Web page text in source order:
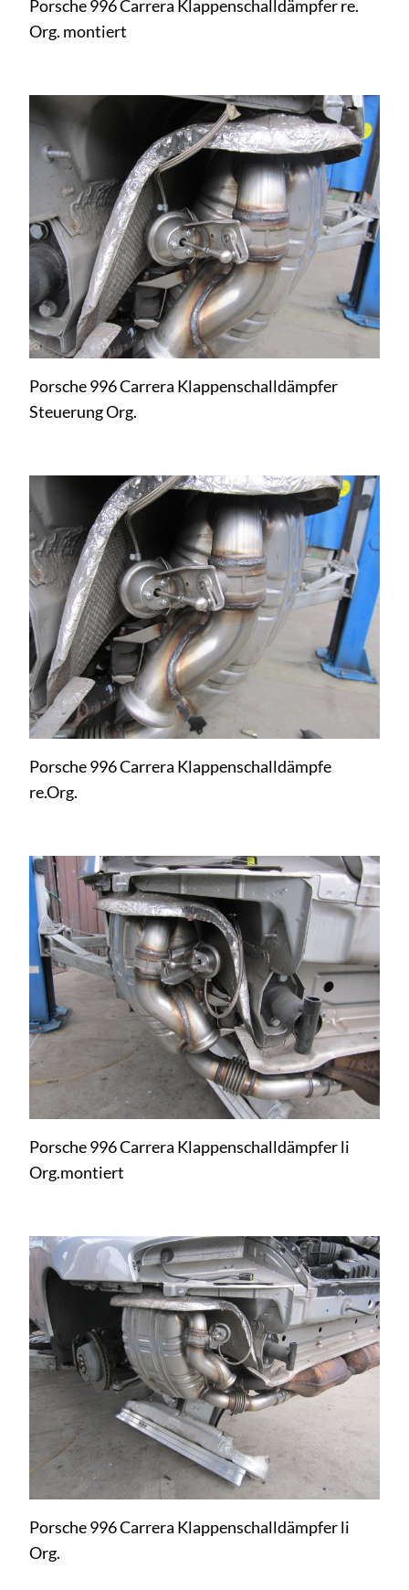
Porsche 996 Carrera Klappenschalldämpfer re.
Org. montiert
Porsche 996 Carrera Klappenschalldämpfer
Steuerung Org.
Porsche 996 Carrera Klappenschalldämpfe
re.Org.
Porsche 996 Carrera Klappenschalldämpfer li
Org.montiert
Porsche 996 Carrera Klappenschalldämpfer li
Org.